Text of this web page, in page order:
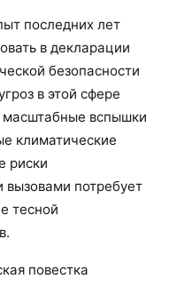
последних лет
в декларации
безопасности
в этой сфере
масштабные вспышки
климатические
риски
вызовами потребует
тесной
повестка